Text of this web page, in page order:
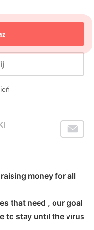
raising money for all
that need , our goal
to stay until the virus